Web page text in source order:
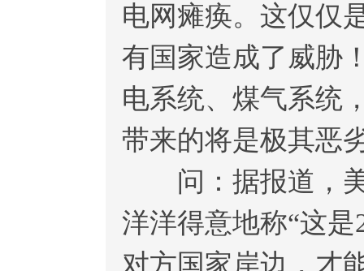
电网瘫痪。这仅仅
有国家造成了威胁
电系统、煤气系统
带来的将是极其恶
问：据报道，美
洋洋得意地称“这
对方国家岸边，才